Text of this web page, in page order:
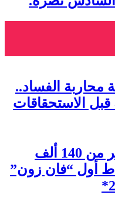
محاربة الفساد..
الاستحقاقات
*6 مباريات.. ملعبان.. وأكثر من 140 ألف
أول “فان زون”